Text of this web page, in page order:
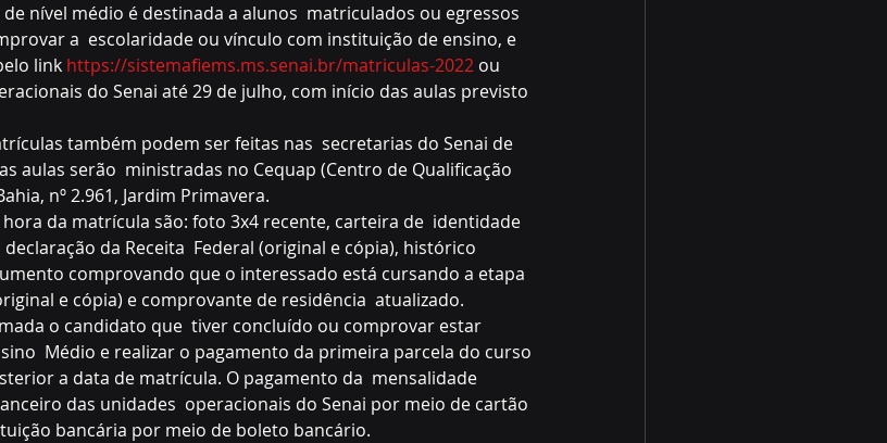
a  escolaridade ou vínculo com instituição de ensino, e
link https://sistemafiems.ms.senai.br/matriculas-2022 ou
do Senai até 29 de julho, com início das aulas previsto
aulas serão  ministradas no Cequap (Centro de Qualificação
nº 2.961, Jardim Primavera.
declaração da Receita  Federal (original e cópia), histórico
comprovando que o interessado está cursando a etapa
e cópia) e comprovante de residência  atualizado.
Médio e realizar o pagamento da primeira parcela do curso
a data de matrícula. O pagamento da  mensalidade
das unidades  operacionais do Senai por meio de cartão
bancária por meio de boleto bancário.